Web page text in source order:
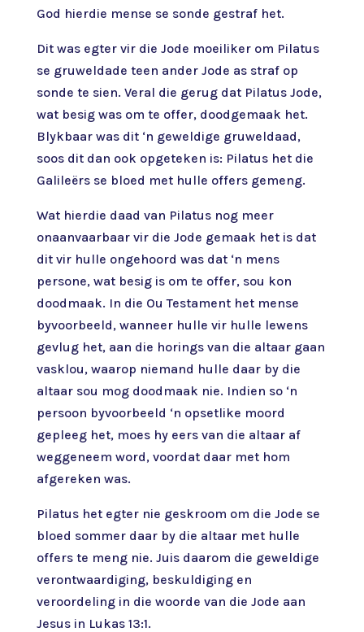
God hierdie mense se sonde gestraf het.
Dit was egter vir die Jode moeiliker om Pilatus
se gruweldade teen ander Jode as straf op
sonde te sien. Veral die gerug dat Pilatus Jode,
wat besig was om te offer, doodgemaak het.
Blykbaar was dit ‘n geweldige gruweldaad,
soos dit dan ook opgeteken is: Pilatus het die
Galileërs se bloed met hulle offers gemeng.
Wat hierdie daad van Pilatus nog meer
onaanvaarbaar vir die Jode gemaak het is dat
dit vir hulle ongehoord was dat ‘n mens
persone, wat besig is om te offer, sou kon
doodmaak. In die Ou Testament het mense
byvoorbeeld, wanneer hulle vir hulle lewens
gevlug het, aan die horings van die altaar gaan
vasklou, waarop niemand hulle daar by die
altaar sou mog doodmaak nie. Indien so ‘n
persoon byvoorbeeld ‘n opsetlike moord
gepleeg het, moes hy eers van die altaar af
weggeneem word, voordat daar met hom
afgereken was.
Pilatus het egter nie geskroom om die Jode se
bloed sommer daar by die altaar met hulle
offers te meng nie. Juis daarom die geweldige
verontwaardiging, beskuldiging en
veroordeling in die woorde van die Jode aan
Jesus in Lukas 13:1.